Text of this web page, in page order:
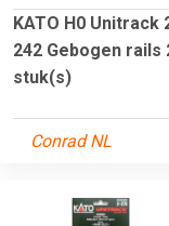
KATO H0 Unitrack
242 Gebogen rails
stuk(s)
Conrad NL